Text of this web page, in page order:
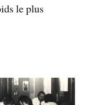
le plus